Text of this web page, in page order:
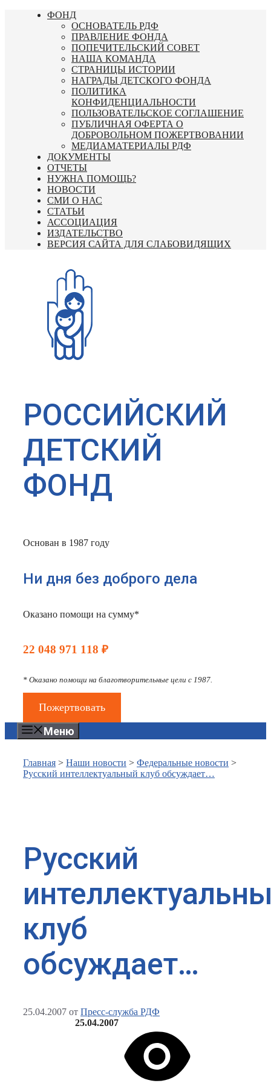
Перейти
ФОНД
ОСНОВАТЕЛЬ РДФ
ПРАВЛЕНИЕ ФОНДА
ПОПЕЧИТЕЛЬСКИЙ СОВЕТ
НАША КОМАНДА
СТРАНИЦЫ ИСТОРИИ
НАГРАДЫ ДЕТСКОГО ФОНДА
ПОЛИТИКА
КОНФИДЕНЦИАЛЬНОСТИ
ПОЛЬЗОВАТЕЛЬСКОЕ СОГЛАШЕНИЕ
ПУБЛИЧНАЯ ОФЕРТА О
ДОБРОВОЛЬНОМ ПОЖЕРТВОВАНИИ
МЕДИАМАТЕРИАЛЫ РДФ
ДОКУМЕНТЫ
ОТЧЕТЫ
НУЖНА ПОМОЩЬ?
НОВОСТИ
СМИ О НАС
СТАТЬИ
АССОЦИАЦИЯ
ИЗДАТЕЛЬСТВО
ВЕРСИЯ САЙТА ДЛЯ СЛАБОВИДЯЩИХ
РОССИЙСКИЙ
ДЕТСКИЙ
ФОНД
Основан в 1987 году
Ни дня без доброго дела
Оказано помощи на сумму*
22 048 971 118 ₽
* Оказано помощи на благотворительные цели с 1987.
Пожертвовать
Меню
Главная > Наши новости > Федеральные новости >
Русский интеллектуальный клуб обсуждает…
Русский
клуб
обсуждает…
25.04.2007 от Пресс-служба РДФ
25.04.2007